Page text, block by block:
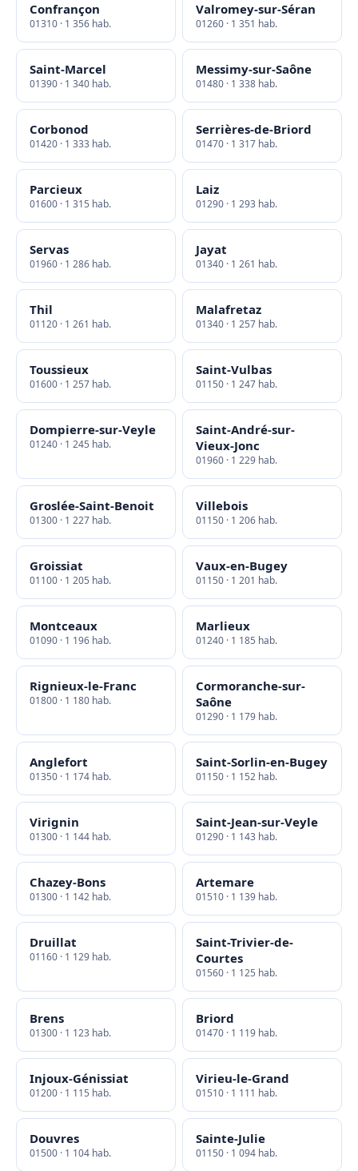
Confrançon
01310 · 1 356 hab.
Valromey-sur-Séran
01260 · 1 351 hab.
Saint-Marcel
01390 · 1 340 hab.
Messimy-sur-Saône
01480 · 1 338 hab.
Corbonod
01420 · 1 333 hab.
Serrières-de-Briord
01470 · 1 317 hab.
Parcieux
01600 · 1 315 hab.
Laiz
01290 · 1 293 hab.
Servas
01960 · 1 286 hab.
Jayat
01340 · 1 261 hab.
Thil
01120 · 1 261 hab.
Malafretaz
01340 · 1 257 hab.
Toussieux
01600 · 1 257 hab.
Saint-Vulbas
01150 · 1 247 hab.
Dompierre-sur-Veyle
01240 · 1 245 hab.
Saint-André-sur-
Vieux-Jonc
01960 · 1 229 hab.
Groslée-Saint-Benoit
01300 · 1 227 hab.
Villebois
01150 · 1 206 hab.
Groissiat
01100 · 1 205 hab.
Vaux-en-Bugey
01150 · 1 201 hab.
Montceaux
01090 · 1 196 hab.
Marlieux
01240 · 1 185 hab.
Rignieux-le-Franc
01800 · 1 180 hab.
Cormoranche-sur-
Saône
01290 · 1 179 hab.
Anglefort
01350 · 1 174 hab.
Saint-Sorlin-en-Bugey
01150 · 1 152 hab.
Virignin
01300 · 1 144 hab.
Saint-Jean-sur-Veyle
01290 · 1 143 hab.
Chazey-Bons
01300 · 1 142 hab.
Artemare
01510 · 1 139 hab.
Druillat
01160 · 1 129 hab.
Saint-Trivier-de-
Courtes
01560 · 1 125 hab.
Brens
01300 · 1 123 hab.
Briord
01470 · 1 119 hab.
Injoux-Génissiat
01200 · 1 115 hab.
Virieu-le-Grand
01510 · 1 111 hab.
Douvres
01500 · 1 104 hab.
Sainte-Julie
01150 · 1 094 hab.